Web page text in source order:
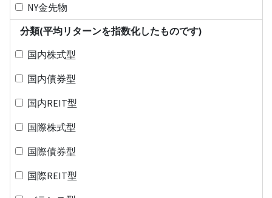
NY金先物
分類(平均リターンを指数化したものです)
国内株式型
国内債券型
国内REIT型
国際株式型
国際債券型
国際REIT型